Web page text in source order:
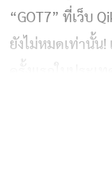
“GOT7” ที่เว็บ
ยังไม่หมดเท่านั้น!
Festival 2014”
มาฝากแฟนๆ ช